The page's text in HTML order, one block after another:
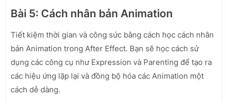
Bài 5: Cách nhân bản Animation
Tiết kiệm thời gian và công sức bằng cách học cách nhân
bản Animation trong After Effect. Bạn sẽ học cách sử
dụng các công cụ như Expression và Parenting để tạo ra
các hiệu ứng lặp lại và đồng bộ hóa các Animation một
cách dễ dàng.